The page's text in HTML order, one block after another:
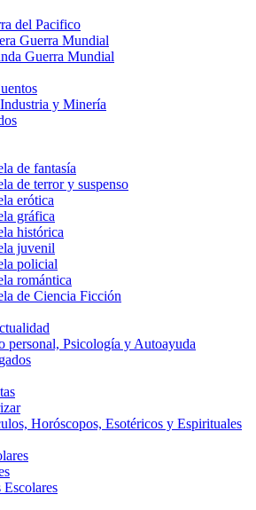
del Pacifico
Guerra Mundial
Guerra Mundial
y Minería
de fantasía
de terror y suspenso
erótica
gráfica
histórica
juvenil
policial
romántica
de Ciencia Ficción
personal, Psicología y Autoayuda
Horóscopos, Esotéricos y Espirituales